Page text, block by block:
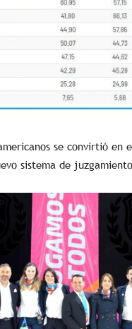
se convirtió
sistema de